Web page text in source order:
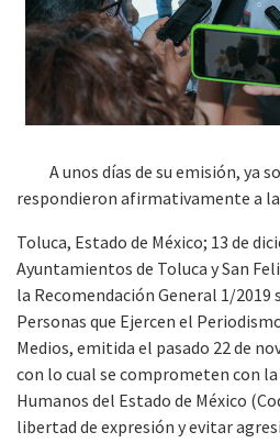
A unos días de su emisión, ya
respondieron afirmativamente a la
Toluca, Estado de México; 13 de
Ayuntamientos de Toluca y San
la Recomendación General 1/2019
Personas que Ejercen el
Medios, emitida el pasado 22 de
con lo cual se comprometen con
Humanos del Estado de México
libertad de expresión y evitar